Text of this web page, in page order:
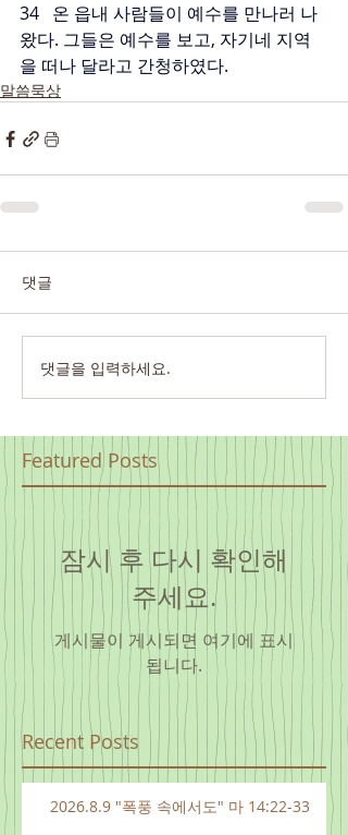
34   온 읍내 사람들이 예수를 만나러 나
왔다. 그들은 예수를 보고, 자기네 지역
을 떠나 달라고 간청하였다.
말씀묵상
댓글
댓글을 입력하세요.
Featured Posts
잠시 후 다시 확인해
주세요.
게시물이 게시되면 여기에 표시
됩니다.
Recent Posts
2026.8.9 "폭풍 속에서도" 마 14:22-33